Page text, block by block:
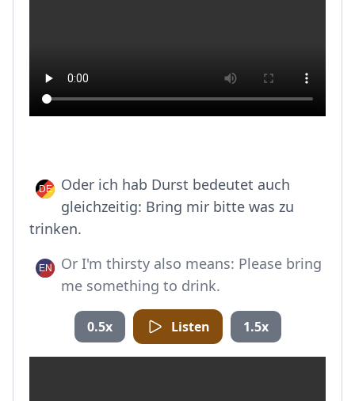
Oder ich hab Durst bedeutet auch
gleichzeitig: Bring mir bitte was zu
trinken.
Or I'm thirsty also means: Please bring
me something to drink.
0.5x Listen 1.5x